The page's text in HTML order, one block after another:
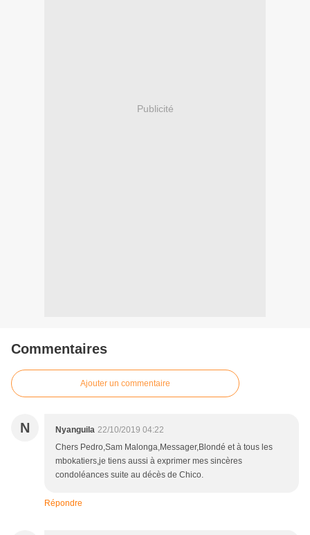
Publicité
Commentaires
Ajouter un commentaire
N Nyanguila 22/10/2019 04:22
Chers Pedro,Sam Malonga,Messager,Blondé et à tous les
mbokatiers,je tiens aussi à exprimer mes sincères
condoléances suite au décès de Chico.
Répondre